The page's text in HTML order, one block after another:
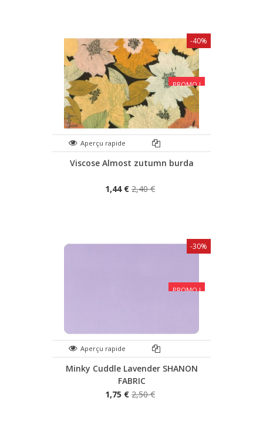
PROMO !
Aperçu rapide
Viscose Almost zutumn burda
1,44 € 2,40 €
-40%
PROMO !
Aperçu rapide
Minky Cuddle Lavender SHANON
FABRIC
1,75 € 2,50 €
-30%